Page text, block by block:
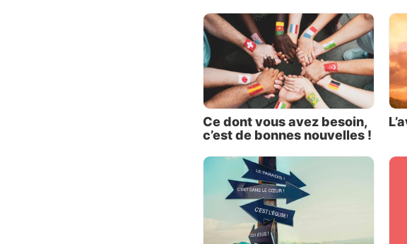
somme, déclare : «
va changer ! » Ésaïe
divines pour l’avenir :
paix sans fin au
soutenir par le droit
Voilà ce que fera le
Christ intervenir
gouvernements, nos
d’enseignement,
message principal
l’instauration
Ce dont vous avez besoin,
c’est de bonnes nouvelles !